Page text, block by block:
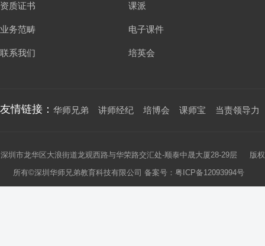
资质证书
业务范畴
联系我们
课派
电子课件
培英会
友情链接： 华师兄弟 讲师经纪 培博会 课师宝 当责领导力
深圳市龙华区大浪街道龙观西路与华荣路交汇处-顺泰中晟大厦28-29层 版权
所有©深圳华师兄弟教育科技有限公司 备案号： 粤ICP备12093994号